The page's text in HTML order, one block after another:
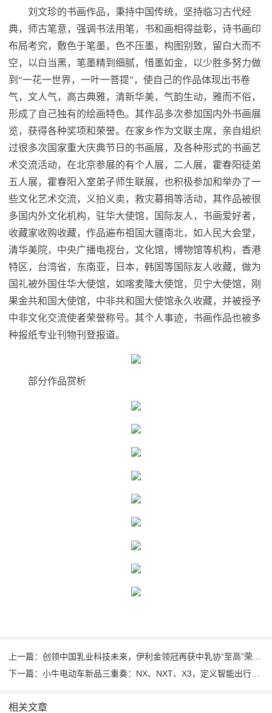
刘文珍的书画作品，秉持中国传统，坚持临习古代经
典，师古笔意，强调书法用笔，书和画相得益彰，诗书画印
布局考究，敷色于笔墨，色不压墨，构图别致，留白大而不
空，以白当黑，笔墨精到细腻，惜墨如金，以少胜多努力做
到“一花一世界，一叶一菩提”，使自己的作品体现出书卷
气，文人气，高古典雅，清新华美，气韵生动，雅而不俗，
形成了自己独有的绘画特色。其作品多次参加国内外书画展
览，获得各种奖项和荣誉。在家乡作为文联主席，亲自组织
过很多次国家重大庆典节日的书画展，及各种形式的书画艺
术交流活动，在北京参展的有个人展，二人展，霍春阳徒弟
五人展，霍春阳入室弟子师生联展，也积极参加和举办了一
些文化艺术交流，义拍义卖，救灾募捐等活动，其作品被很
多国内外文化机构，驻华大使馆，国际友人，书画爱好者，
收藏家收购收藏，作品遍布祖国大疆南北，如人民大会堂，
清华美院， 中央广播电视台，文化馆，博物馆等机构，香港
特区，台湾省，东南亚，日本，韩国等国际友人收藏，做为
国礼被外国住华大使馆，如喀麦隆大使馆，贝宁大使馆，刚
果金共和国大使馆，中非共和国大使馆永久收藏，并被授予
中非文化交流使者荣誉称号。其个人事迹，书画作品也被多
种报纸专业刊物刊登报道。
部分作品赏析
相关文章